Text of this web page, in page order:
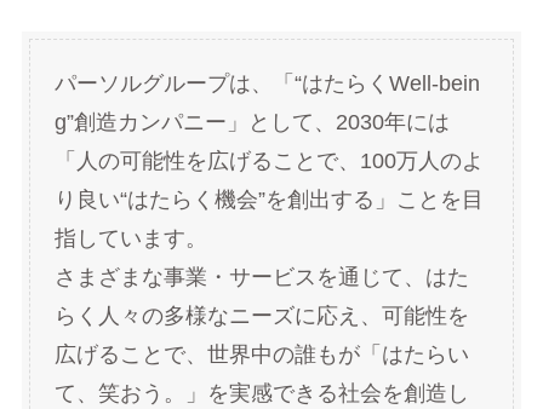
パーソルグループは、「“はたらくWell-bein
g”創造カンパニー」として、2030年には
「人の可能性を広げることで、100万人のよ
り良い“はたらく機会”を創出する」ことを目
指しています。
さまざまな事業・サービスを通じて、はた
らく人々の多様なニーズに応え、可能性を
広げることで、世界中の誰もが「はたらい
て、笑おう。」を実感できる社会を創造し